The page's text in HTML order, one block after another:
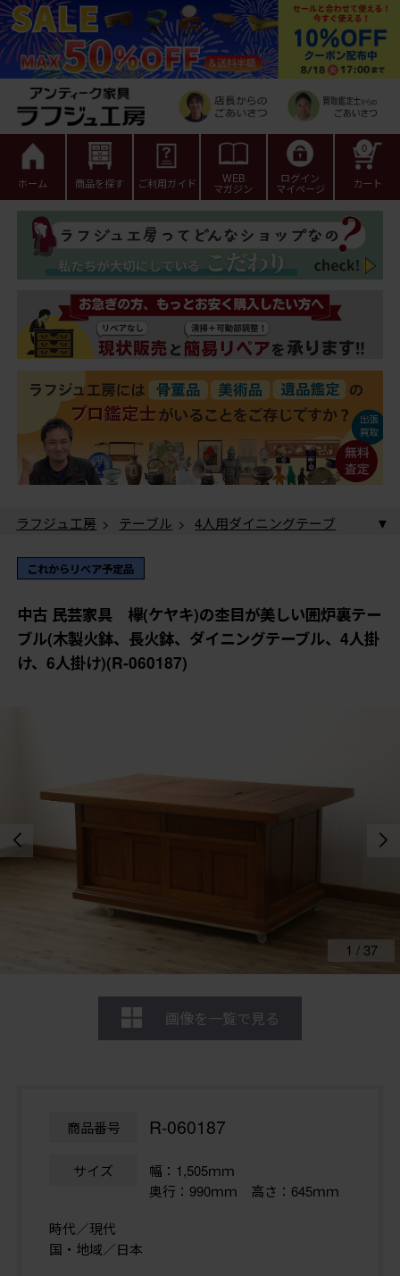
ホーム 商品を探す ご利用ガイド WEB
マガジン
ログイン
マイページ カート
0
ラフジュ工房 > テーブル > 4人用ダイニングテーブ
テーブル(木製火鉢、長火鉢、ダイニングテーブル、4人
掛け、6人掛け)(R-060187)
ラフジュ工房 > テーブル
ーブル > 中古 民芸家具 欅(ケヤキ)の杢目が美しい囲
炉裏テーブル(木製火鉢、長火鉢、ダイニングテーブル、
4人掛け、6人掛け)(R-060187)
ラフジュ工房 > 火鉢 > 木製火鉢
欅(ケヤキ)の杢目が美しい囲炉裏テーブル(木製火鉢、長
火鉢、ダイニングテーブル、4人掛け、6人掛け)(R-
060187)
ラフジュ工房 > 火鉢 > 長火鉢 > 中古 民芸家具 欅
(ケヤキ)の杢目が美しい囲炉裏テーブル(木製火鉢、長火
これからリペア予定品
中古 民芸家具 欅(ケヤキ)の杢目が美しい囲炉裏テー
ブル(木製火鉢、長火鉢、ダイニングテーブル、4人掛
け、6人掛け)(R-060187)
1 / 37
画像を一覧で見る
商品番号 R-060187
サイズ
幅：1,505ｍｍ
奥行：990ｍｍ 高さ：645ｍｍ
時代／現代
国・地域／日本